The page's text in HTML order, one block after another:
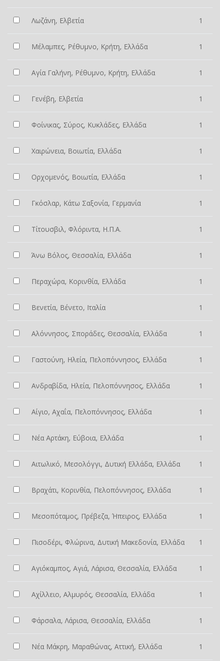
Λωζάνη, Ελβετία 1
Μέλαμπες, Ρέθυμνο, Κρήτη, Ελλάδα 1
Αγία Γαλήνη, Ρέθυμνο, Κρήτη, Ελλάδα 1
Γενέβη, Ελβετία 1
Φοίνικας, Σύρος, Κυκλάδες, Ελλάδα 1
Χαιρώνεια, Βοιωτία, Ελλάδα 1
Ορχομενός, Βοιωτία, Ελλάδα 1
Γκόσλαρ, Κάτω Σαξονία, Γερμανία 1
Τίτουσβιλ, Φλόριντα, Η.Π.Α. 1
Άνω Βόλος, Θεσσαλία, Ελλάδα 1
Περαχώρα, Κορινθία, Ελλάδα 1
Βενετία, Βένετο, Ιταλία 1
Αλόννησος, Σποράδες, Θεσσαλία, Ελλάδα 1
Γαστούνη, Ηλεία, Πελοπόννησος, Ελλάδα 1
Ανδραβίδα, Ηλεία, Πελοπόννησος, Ελλάδα 1
Αίγιο, Αχαΐα, Πελοπόννησος, Ελλάδα 1
Νέα Αρτάκη, Εύβοια, Ελλάδα 1
Αιτωλικό, Μεσολόγγι, Δυτική Ελλάδα, Ελλάδα 1
Βραχάτι, Κορινθία, Πελοπόννησος, Ελλάδα 1
Μεσοπόταμος, Πρέβεζα, Ήπειρος, Ελλάδα 1
Πισοδέρι, Φλώρινα, Δυτική Μακεδονία, Ελλάδα 1
Αγιόκαμπος, Αγιά, Λάρισα, Θεσσαλία, Ελλάδα 1
Αχίλλειο, Αλμυρός, Θεσσαλία, Ελλάδα 1
Φάρσαλα, Λάρισα, Θεσσαλία, Ελλάδα 1
Νέα Μάκρη, Μαραθώνας, Αττική, Ελλάδα 1